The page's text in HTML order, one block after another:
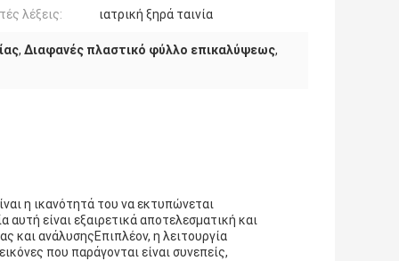
λέξεις: ιατρική ξηρά ταινία
, Διαφανές πλαστικό φύλλο επικαλύψεως,
η ικανότητά του να εκτυπώνεται
είναι εξαιρετικά αποτελεσματική και
και ανάλυσηςΕπιπλέον, η λειτουργία
που παράγονται είναι συνεπείς,